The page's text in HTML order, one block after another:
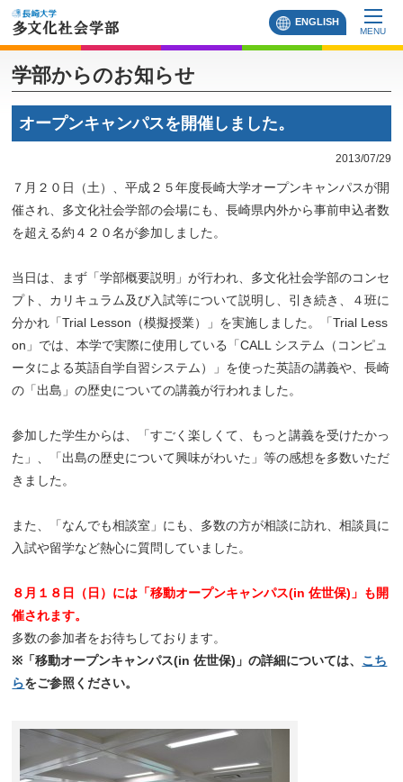
ENGLISH
MENU
学部からのお知らせ
オープンキャンパスを開催しました。
2013/07/29
７月２０日（土）、平成２５年度長崎大学オープンキャンパスが開
催され、多文化社会学部の会場にも、長崎県内外から事前申込者数
を超える約４２０名が参加しました。
当日は、まず「学部概要説明」が行われ、多文化社会学部のコンセ
プト、カリキュラム及び入試等について説明し、引き続き、４班に
分かれ「Trial Lesson（模擬授業）」を実施しました。「Trial Less
on」では、本学で実際に使用している「CALL システム（コンピュ
ータによる英語自学自習システム）」を使った英語の講義や、長崎
の「出島」の歴史についての講義が行われました。
参加した学生からは、「すごく楽しくて、もっと講義を受けたかっ
た」、「出島の歴史について興味がわいた」等の感想を多数いただ
きました。
また、「なんでも相談室」にも、多数の方が相談に訪れ、相談員に
入試や留学など熱心に質問していました。
８月１８日（日）には「移動オープンキャンパス(in 佐世保)」も開
催されます。
多数の参加者をお待ちしております。
※「移動オープンキャンパス(in 佐世保)」の詳細については、 こち
らをご参照ください。